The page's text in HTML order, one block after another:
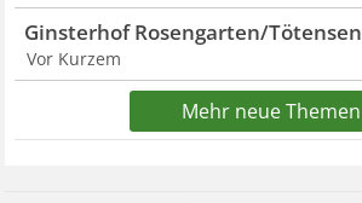
Ginsterhof Rosengarten/Tötensen
Vor Kurzem
Mehr neue Themen